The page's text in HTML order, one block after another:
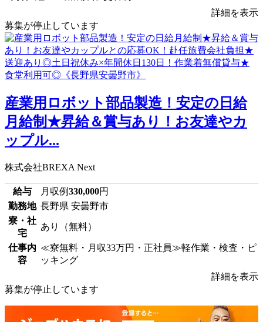
詳細を表示
募集が停止しています
産業用ロボット部品製造！安定の日給
月給制★昇給＆賞与あり！お友達やカ
ップル...
株式会社BREXA Next
給与 月収例330,000円
勤務地 長野県 安曇野市
寮・社
宅
あり（無料）
仕事内
容
≪寮無料・月収33万円・正社員≫軽作業・検査・ピ
ッキング
詳細を表示
募集が停止しています